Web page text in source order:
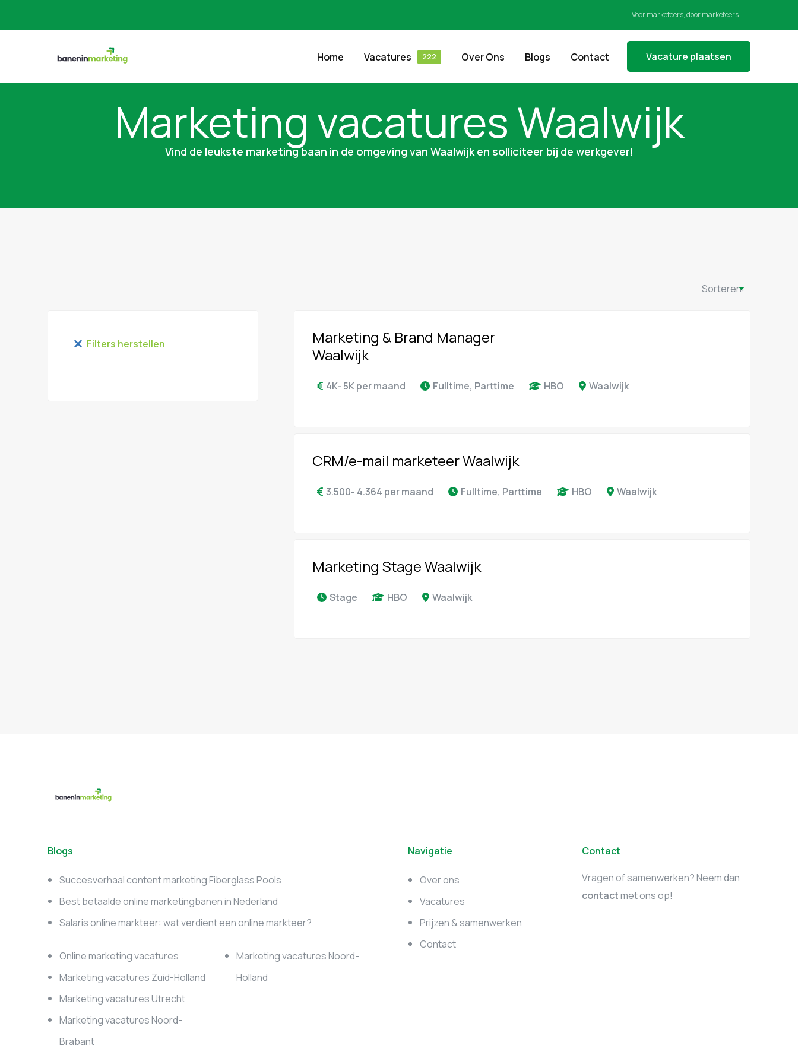
Voor marketeers, door marketeers
Home Vacatures Over Ons Blogs Contact Vacature plaatsen
Marketing vacatures Waalwijk
Vind de leukste marketing baan in de omgeving van Waalwijk en solliciteer bij de werkgever!
Sorteren:
Filters herstellen
Marketing & Brand Manager
Waalwijk
4K- 5K per maand Fulltime, Parttime HBO Waalwijk
CRM/e-mail marketeer Waalwijk
3.500- 4.364 per maand Fulltime, Parttime HBO Waalwijk
Marketing Stage Waalwijk
Stage HBO Waalwijk
Blogs
Succesverhaal content marketing Fiberglass Pools
Best betaalde online marketingbanen in Nederland
Salaris online markteer: wat verdient een online markteer?
Online marketing vacatures
Marketing vacatures Zuid-Holland
Marketing vacatures Utrecht
Marketing vacatures Noord-
Brabant
Marketing vacatures Noord-
Holland
Navigatie
Over ons
Vacatures
Prijzen & samenwerken
Contact
Contact
Vragen of samenwerken? Neem dan
contactmet ons op!